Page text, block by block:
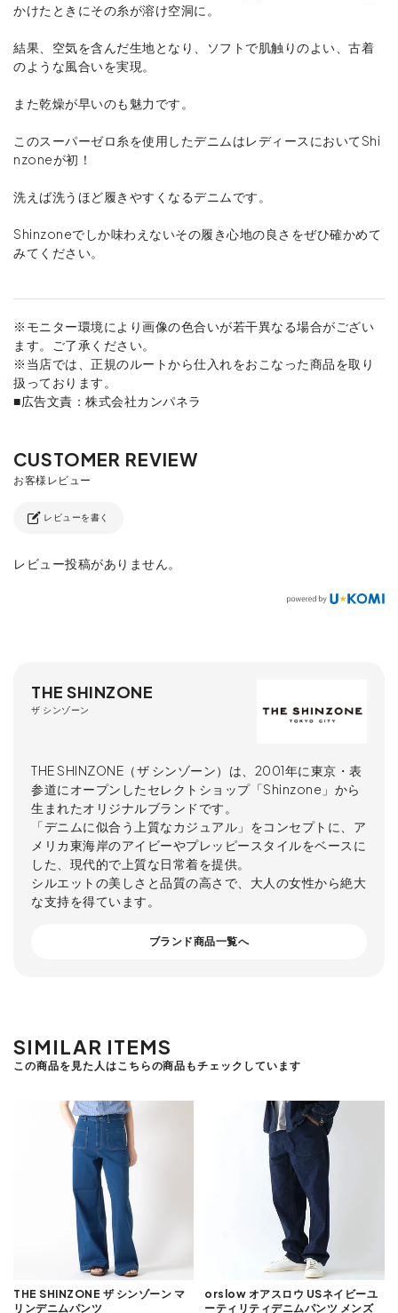
かけたときにその糸が溶け空洞に。
結果、空気を含んだ生地となり、ソフトで肌触りのよい、古着
のような風合いを実現。
また乾燥が早いのも魅力です。
このスーパーゼロ糸を使用したデニムはレディースにおいてShi
nzoneが初！
洗えば洗うほど履きやすくなるデニムです。
Shinzoneでしか味わえないその履き心地の良さをぜひ確かめて
みてください。
※モニター環境により画像の色合いが若干異なる場合がござい
ます。ご了承ください。
※当店では、正規のルートから仕入れをおこなった商品を取り
扱っております。
■広告文責：株式会社カンパネラ
レビューを書く
レビュー投稿がありません。
THE SHINZONE
ザ シンゾーン
THE SHINZONE（ザ シンゾーン）は、2001年に東京・表
参道にオープンしたセレクトショップ「Shinzone」から
生まれたオリジナルブランドです。
「デニムに似合う上質なカジュアル」をコンセプトに、ア
メリカ東海岸のアイビーやプレッピースタイルをベースに
した、現代的で上質な日常着を提供。
シルエットの美しさと品質の高さで、大人の女性から絶大
な支持を得ています。
ブランド商品一覧へ
SIMILAR ITEMS
この商品を見た人はこちらの商品もチェックしています
THE SHINZONE ザ シンゾーン マ
リンデニムパンツ
orslow オアスロウ USネイビーユ
ーティリティデニムパンツ メンズ